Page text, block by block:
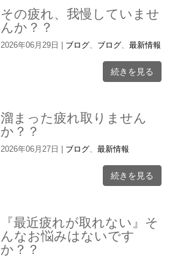
その疲れ、我慢していませ
んか？？
2026年06月29日 | ブログ ブログ 、最新情報
続きを見る
溜まった疲れ取りません
か？？
2026年06月27日 ブログ、最新情報
続きを見る
『最近疲れが取れない』そ
んなお悩みはないです
か？？